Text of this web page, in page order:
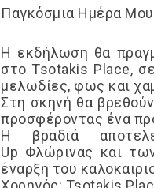
Παγκόσμια Ημέρα
Η εκδήλωση θα
στο Tsotakis Place,
μελωδίες, φως και
Στη σκηνή θα
προσφέροντας ένα
Η βραδιά
Up Φλώρινας και
έναρξη του